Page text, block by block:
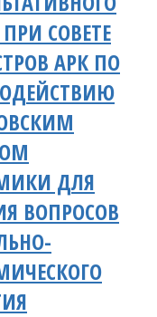
СОВЕТЕ
АРК ПО
ДЛЯ
ВОПРОСОВ